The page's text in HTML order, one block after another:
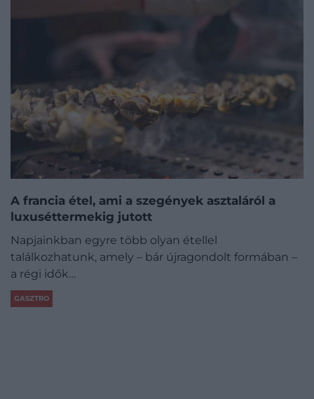
A francia étel, ami a szegények asztaláról a
luxuséttermekig jutott
Napjainkban egyre több olyan étellel
találkozhatunk, amely – bár újragondolt formában –
a régi idők…
GASZTRO